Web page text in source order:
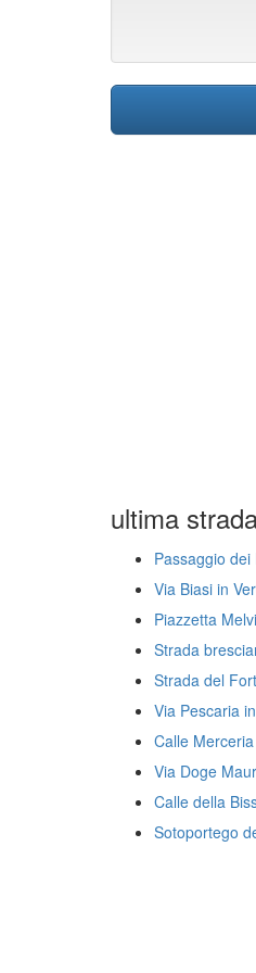
ultima
Passaggio
Via Biasi in
Piazzetta
Strada
Strada del
Via Pescaria
Calle
Via Doge
Calle della
Sotoportego